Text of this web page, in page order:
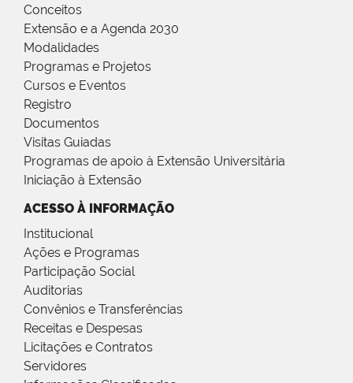
Conceitos
Extensão e a Agenda 2030
Modalidades
Programas e Projetos
Cursos e Eventos
Registro
Documentos
Visitas Guiadas
Programas de apoio à Extensão Universitária
Iniciação à Extensão
ACESSO À INFORMAÇÃO
Institucional
Ações e Programas
Participação Social
Auditorias
Convênios e Transferências
Receitas e Despesas
Licitações e Contratos
Servidores